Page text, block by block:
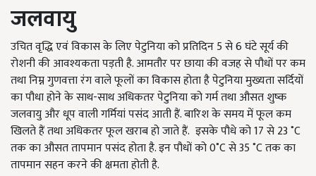
जलवायु
उचित वृद्धि एवं विकास के लिए पेटुनिया को प्रतिदिन 5 से 6 घंटे सूर्य की
रोशनी की आवश्यकता पड़ती है. आमतौर पर छाया की वजह से पौधों पर कम
तथा निम्न गुणवत्ता रंग वाले फूलों का विकास होता है पेटुनिया मुख्यता सर्दियों
का पौधा होने के साथ-साथ अधिकतर पेटुनिया को गर्म तथा औसत शुष्क
जलवायु और धूप वाली गर्मियां पसंद आती हैं. बारिश के समय में फूल कम
खिलते हैं तथा अधिकतर फूल खराब हो जाते हैं. इसके पौधे को 17 से 23 ˚C
तक का औसत तापमान पसंद होता है. इन पौधों को 0˚C से 35 ˚C तक का
तापमान सहन करने की क्षमता होती है.